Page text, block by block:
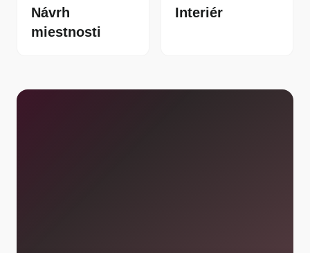
Návrh
miestnosti
Interiér